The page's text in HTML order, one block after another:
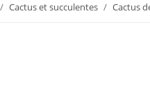
Cactus et succulentes Cactus